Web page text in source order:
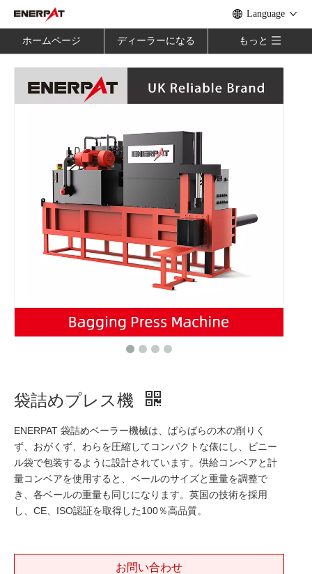
Language
ホームページ ディーラーになる もっと
袋詰めプレス機
ENERPAT 袋詰めベーラー機械は、ばらばらの木の削りく
ず、おがくず、わらを圧縮してコンパクトな俵にし、ビニー
ル袋で包装するように設計されています。供給コンベアと計
量コンベアを使用すると、ベールのサイズと重量を調整で
き、各ベールの重量も同じになります。英国の技術を採用
し、CE、ISO認証を取得した100％高品質。
お問い合わせ